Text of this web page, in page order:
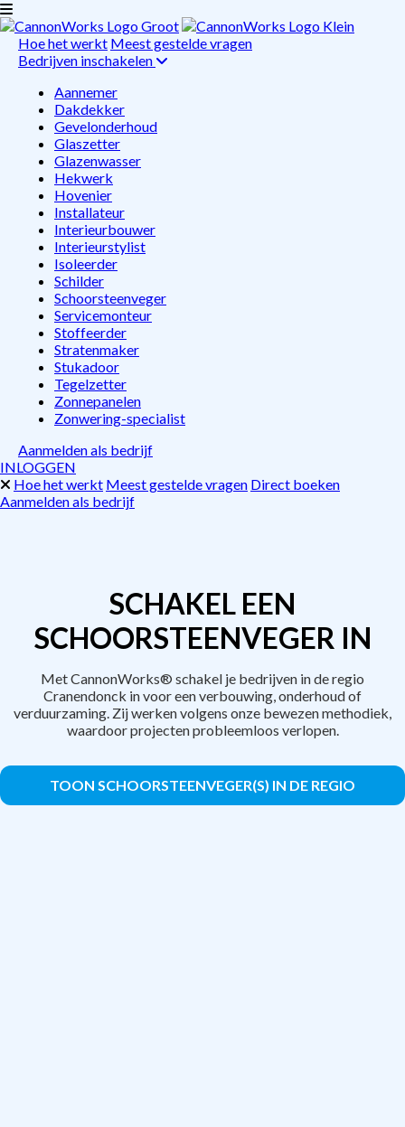
Hoe het werkt Meest gestelde vragen
Bedrijven inschakelen
Aannemer
Dakdekker
Gevelonderhoud
Glaszetter
Glazenwasser
Hekwerk
Hovenier
Installateur
Interieurbouwer
Interieurstylist
Isoleerder
Schilder
Schoorsteenveger
Servicemonteur
Stoffeerder
Stratenmaker
Stukadoor
Tegelzetter
Zonnepanelen
Zonwering-specialist
Aanmelden als bedrijf
INLOGGEN
Hoe het werkt Meest gestelde vragen Direct boeken
Aanmelden als bedrijf
SCHAKEL EEN
SCHOORSTEENVEGER IN
Met CannonWorks® schakel je bedrijven in de regio
Cranendonck in voor een verbouwing, onderhoud of
verduurzaming. Zij werken volgens onze bewezen methodiek,
waardoor projecten probleemloos verlopen.
TOON SCHOORSTEENVEGER(S) IN DE REGIO